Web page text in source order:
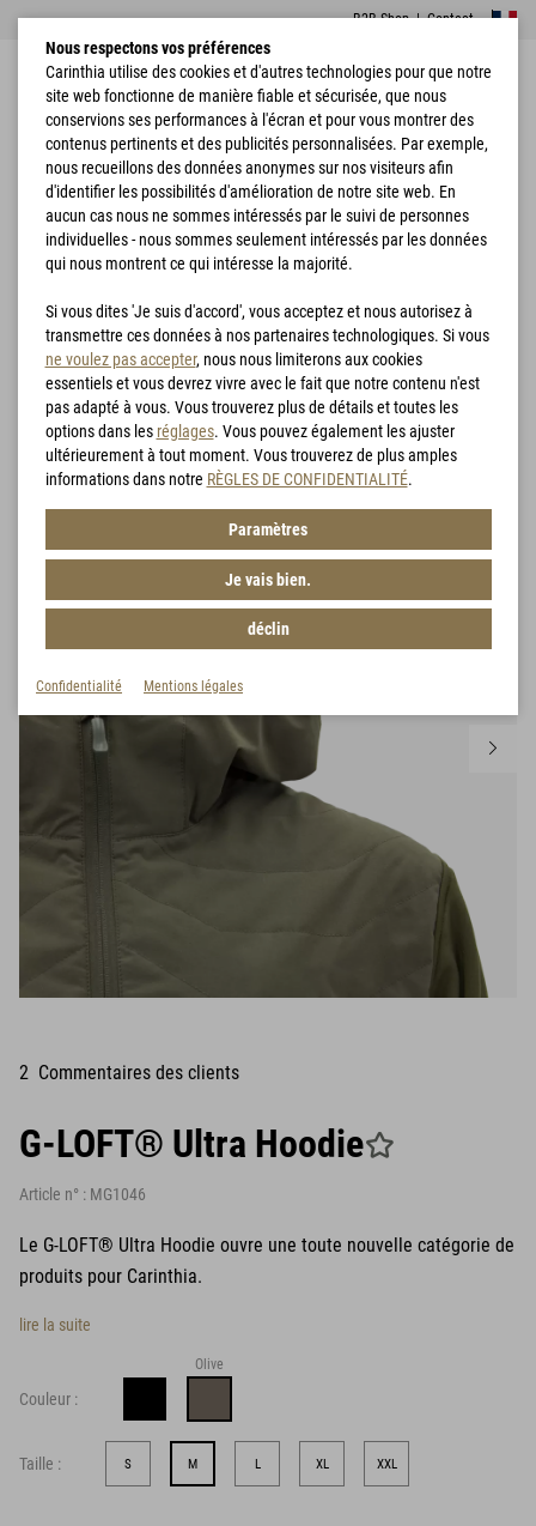
B2B Shop|Contact
Accueil Vêtements Vestes G-LOFT® Ultra Hoodie
2 Commentaires des clients
G-LOFT® Ultra Hoodie
Article n° : MG1046
Le G-LOFT® Ultra Hoodie ouvre une toute nouvelle catégorie de
produits pour Carinthia.
lire la suite
Couleur :
Olive
Taille : S M L XL XXL
Nous respectons vos préférences
Carinthia utilise des cookies et d'autres technologies pour que notre
site web fonctionne de manière fiable et sécurisée, que nous
conservions ses performances à l'écran et pour vous montrer des
contenus pertinents et des publicités personnalisées. Par exemple,
nous recueillons des données anonymes sur nos visiteurs afin
d'identifier les possibilités d'amélioration de notre site web. En
aucun cas nous ne sommes intéressés par le suivi de personnes
individuelles - nous sommes seulement intéressés par les données
qui nous montrent ce qui intéresse la majorité.
Si vous dites 'Je suis d'accord', vous acceptez et nous autorisez à
transmettre ces données à nos partenaires technologiques. Si vous
ne voulez pas accepter, nous nous limiterons aux cookies
essentiels et vous devrez vivre avec le fait que notre contenu n'est
pas adapté à vous. Vous trouverez plus de détails et toutes les
options dans les réglages. Vous pouvez également les ajuster
ultérieurement à tout moment. Vous trouverez de plus amples
informations dans notre RÈGLES DE CONFIDENTIALITÉ.
Paramètres
Je vais bien.
déclin
Confidentialité Mentions légales